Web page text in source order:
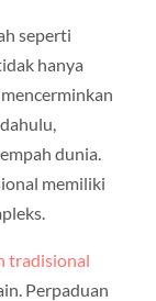
seperti
hanya
dunia.
memiliki
tradisional
Perpaduan